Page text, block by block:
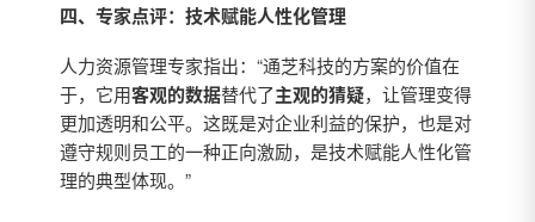
四、专家点评：技术赋能人性化管理
人力资源管理专家指出：“通芝科技的方案的价值在
于，它用客观的数据替代了主观的猜疑，让管理变得
更加透明和公平。这既是对企业利益的保护，也是对
遵守规则员工的一种正向激励，是技术赋能人性化管
理的典型体现。”